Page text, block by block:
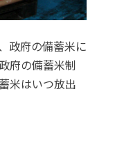
政府の備蓄米に
府の備蓄米制
米はいつ放出